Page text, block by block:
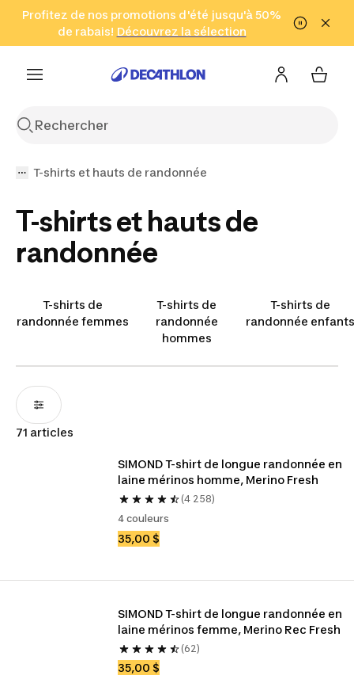
Aller à la recherche Aller au contenu Aller au pied de
Profitez de nos promotions d'été jusqu'à 50%
de rabais! Découvrez la sélection
Cliquez ici
en seulement 2 h!
(Zones sélectionnées)
T-shirts et hauts de randonnée
T-shirts et hauts de
randonnée
T-shirts de
randonnée femmes
T-shirts de
randonnée
hommes
T-shirts de
randonnée enfants
71 articles
SIMOND T-shirt de longue randonnée en
laine mérinos homme, Merino Fresh
(4 258)
4 couleurs
35,00 $
SIMOND T-shirt de longue randonnée en
laine mérinos femme, Merino Rec Fresh
(62)
35,00 $